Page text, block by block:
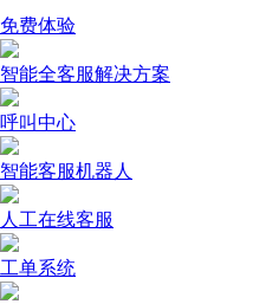
免费体验
智能全客服解决方案
呼叫中心
智能客服机器人
人工在线客服
工单系统